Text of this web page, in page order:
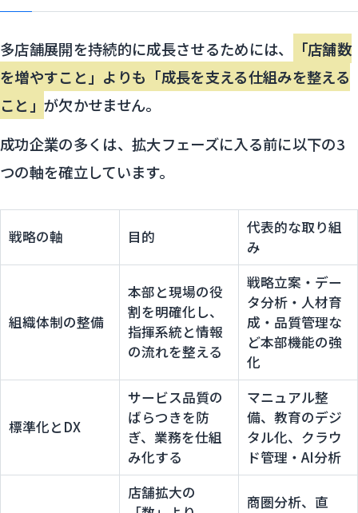
多店舗展開を持続的に成長させるためには、
「店舗数
を増やすこと」よりも「成長を支える仕組みを整える
こと」が欠かせません。
成功企業の多くは、拡大フェーズに入る前に以下の3
つの軸を確立しています。
戦略の軸 目的
代表的な取り組
み
組織体制の整備
本部と現場の役
割を明確化し、
指揮系統と情報
の流れを整える
戦略立案・デー
タ分析・人材育
成・品質管理な
ど本部機能の強
化
標準化とDX
サービス品質の
ばらつきを防
ぎ、業務を仕組
み化する
マニュアル整
備、教育のデジ
タル化、クラウ
ド管理・AI分析
店舗拡大の
商圏分析、直